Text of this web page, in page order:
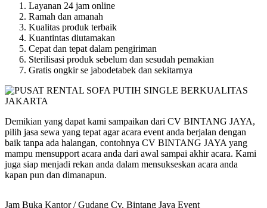
Layanan 24 jam online
Ramah dan amanah
Kualitas produk terbaik
Kuantintas diutamakan
Cepat dan tepat dalam pengiriman
Sterilisasi produk sebelum dan sesudah pemakian
Gratis ongkir se jabodetabek dan sekitarnya
Demikian yang dapat kami sampaikan dari CV BINTANG JAYA,
pilih jasa sewa yang tepat agar acara event anda berjalan dengan
baik tanpa ada halangan, contohnya CV BINTANG JAYA yang
mampu mensupport acara anda dari awal sampai akhir acara. Kami
juga siap menjadi rekan anda dalam mensukseskan acara anda
kapan pun dan dimanapun.
Jam Buka Kantor / Gudang Cv. Bintang Jaya Event